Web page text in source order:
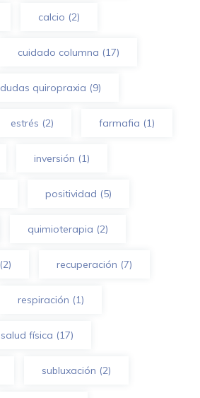
calcio (2)
cuidado columna (17)
dudas quiropraxia (9)
estrés (2) farmafia (1)
inversión (1)
positividad (5)
quimioterapia (2)
(2) recuperación (7)
respiración (1)
salud física (17)
subluxación (2)